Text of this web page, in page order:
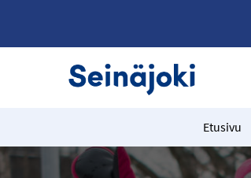
Etusivu